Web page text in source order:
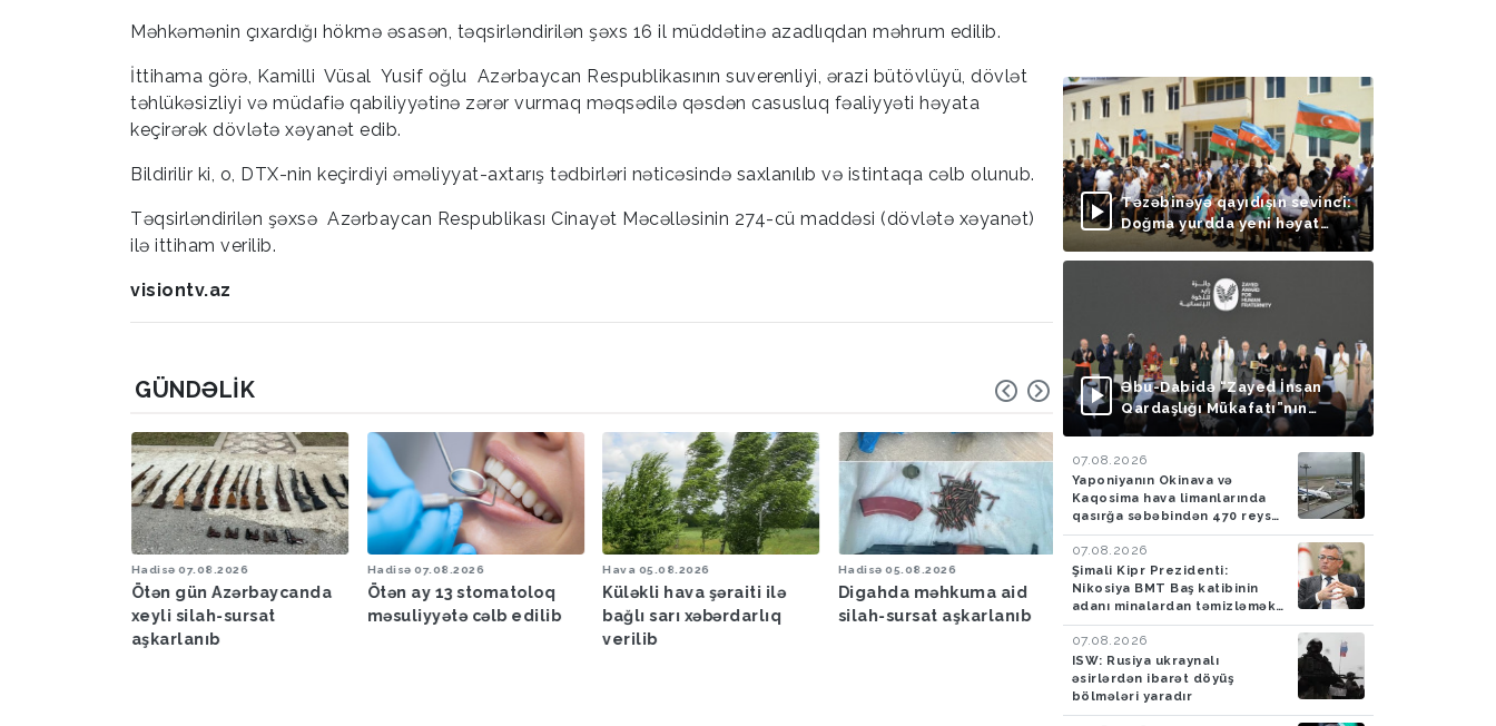
Məhkəmənin çıxardığı hökmə əsasən, təqsirləndirilən şəxs 16 il müddətinə azadlıqdan məhrum edilib.
İttihama görə, Kamilli Vüsal Yusif oğlu Azərbaycan Respublikasının suverenliyi, ərazi bütövlüyü, dövlət
təhlükəsizliyi və müdafiə qabiliyyətinə zərər vurmaq məqsədilə qəsdən casusluq fəaliyyəti həyata
keçirərək dövlətə xəyanət edib.
Bildirilir ki, o, DTX-nin keçirdiyi əməliyyat-axtarış tədbirləri nəticəsində saxlanılıb və istintaqa cəlb olunub.
Təqsirləndirilən şəxsə Azərbaycan Respublikası Cinayət Məcəlləsinin 274-cü maddəsi (dövlətə xəyanət)
ilə ittiham verilib.
visiontv.az
GÜNDƏLIK
Hadisə 07.08.2026
Ötən gün Azərbaycanda
xeyli silah-sursat
aşkarlanıb
Hadisə 07.08.2026
Ötən ay 13 stomatoloq
məsuliyyətə cəlb edilib
Hava 05.08.2026
Küləkli hava şəraiti ilə
bağlı sarı xəbərdarlıq
verilib
Hadisə 05.08.2026
Digahda məhkuma aid
silah-sursat aşkarlanıb
Hava 05.08.2026
Bakıya yağış yağacaq
Hadisə 05.08.2026
Azərbaycan
aparan maşında 4,5
tiryək aşkarlayıblar-
FOTO
Təzəbinəyə qayıdışın sevinci:
Doğma yurdda yeni həyat
başlayır
Əbu-Dabidə “Zayed İnsan
Qardaşlığı Mükafatı”nın
təqdimolunma mərasimi
07.08.2026
Yaponiyanın Okinava və
Kaqosima hava limanlarında
qasırğa səbəbindən 470 reys
ləğv edilib
07.08.2026
Şimali Kipr Prezidenti:
Nikosiya BMT Baş katibinin
adanı minalardan təmizləmək
təklifini rədd edib
07.08.2026
ISW: Rusiya ukraynalı
əsirlərdən ibarət döyüş
bölmələri yaradır